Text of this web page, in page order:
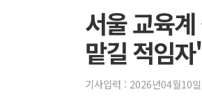
서울 교육
맡길 적임
기사입력 : 2026년04월10